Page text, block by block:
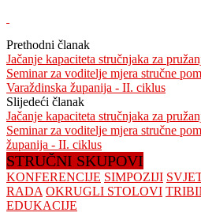
Prethodni članak
Jačanje kapaciteta stručnjaka za
Seminar za voditelje mjera stručne
Varaždinska županija - II. ciklus
Slijedeći članak
Jačanje kapaciteta stručnjaka za
Seminar za voditelje mjera stručne
županija - II. ciklus
STRUČNI SKUPOVI
KONFERENCIJE SIMPOZIJI
RADA OKRUGLI STOLOVI
EDUKACIJE